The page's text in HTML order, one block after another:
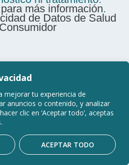
mejorar tu experiencia de
anuncios o contenido, y analizar
clic en ‘Aceptar todo’, aceptas
ACEPTAR TODO
más información.
de Datos de Salud